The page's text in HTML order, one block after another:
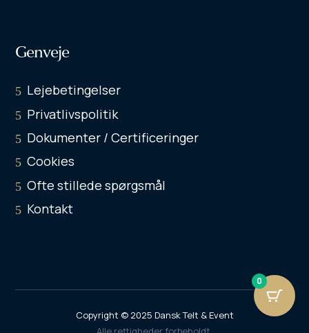
Genveje
Lejebetingelser
Privatlivspolitik
Dokumenter / Certificeringer
Cookies
Ofte stillede spørgsmål
Kontakt
Copyright © 2025 Dansk Telt & Event
0